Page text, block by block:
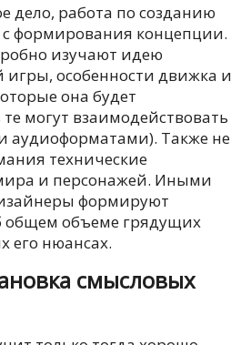
дело, работа по созданию
с формирования концепции.
изучают идею
особенности движка и
она будет
те могут взаимодействовать
аудиоформатами). Также не
технические
и персонажей. Иными
формируют
общем объеме грядущих
его нюансах.
смысловых